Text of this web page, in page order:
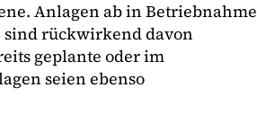
Anlagen ab in Betriebnahme
sind rückwirkend davon
geplante oder im
seien ebenso